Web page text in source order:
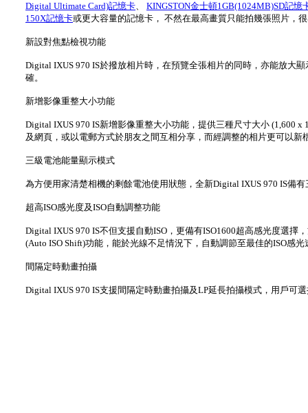
Digital Ultimate Card)記憶卡、 KINGSTON金士頓1GB(1024MB)SD記憶
150X記憶卡或更大容量的記憶卡， 不然在最高畫質只能拍幾張照片，
新設對焦點檢視功能
Digital IXUS 970 IS於撥放相片時，在預覽全張相片的同時，亦能放大
確。
新增影像重整大小功能
Digital IXUS 970 IS新增影像重整大小功能，提供三種尺寸大小 (1,600
及網頁，或以電郵方式於朋友之間互相分享，而經調整的相片更可以新
三級電池能量顯示模式
為方便用家清楚相機的剩餘電池使用狀態，全新Digital IXUS 970 IS備
超高ISO感光度及ISO自動調整功能
Digital IXUS 970 IS不但支援自動ISO，更備有ISO1600超高感光度選
(Auto ISO Shift)功能，能於光線不足情況下，自動調節至最佳的ISO感
間隔定時動畫拍攝
Digital IXUS 970 IS支援間隔定時動畫拍攝及LP延長拍攝模式，用戶可